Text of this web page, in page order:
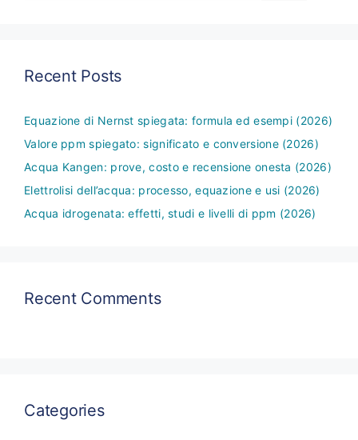
Recent Posts
Equazione di Nernst spiegata: formula ed esempi (2026)
Valore ppm spiegato: significato e conversione (2026)
Acqua Kangen: prove, costo e recensione onesta (2026)
Elettrolisi dell’acqua: processo, equazione e usi (2026)
Acqua idrogenata: effetti, studi e livelli di ppm (2026)
Recent Comments
Categories